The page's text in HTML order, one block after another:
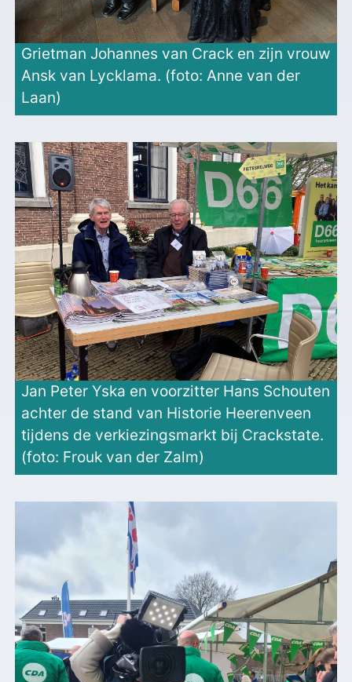
Grietman Johannes van Crack en zijn vrouw
Ansk van Lycklama. (foto: Anne van der
Laan)
Jan Peter Yska en voorzitter Hans Schouten
achter de stand van Historie Heerenveen
tijdens de verkiezingsmarkt bij Crackstate.
(foto: Frouk van der Zalm)